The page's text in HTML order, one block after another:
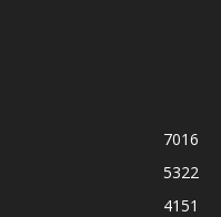
7016
5322
4151